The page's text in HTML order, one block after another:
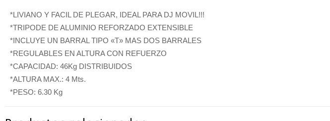
*LIVIANO Y FACIL DE PLEGAR, IDEAL PARA DJ MOVIL!!!
*TRIPODE DE ALUMINIO REFORZADO EXTENSIBLE
*INCLUYE UN BARRAL TIPO «T» MAS DOS BARRALES
*REGULABLES EN ALTURA CON REFUERZO
*CAPACIDAD: 46Kg DISTRIBUIDOS
*ALTURA MAX.: 4 Mts.
*PESO: 6.30 Kg